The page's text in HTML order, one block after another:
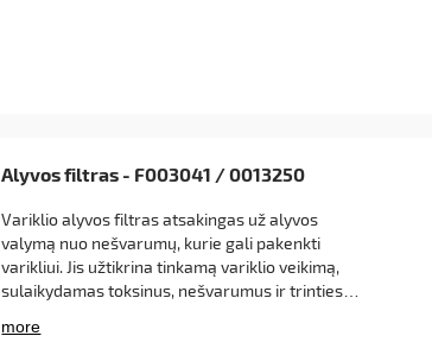
Alyvos filtras - F003041 / 0013250
Variklio alyvos filtras atsakingas už alyvos
valymą nuo nešvarumų, kurie gali pakenkti
varikliui. Jis užtikrina tinkamą variklio veikimą,
sulaikydamas toksinus, nešvarumus ir trinties